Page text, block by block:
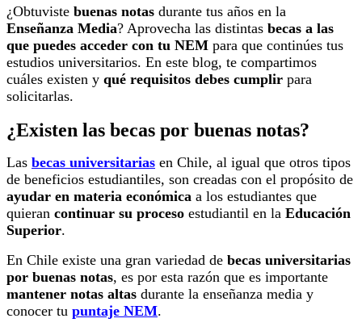
¿Obtuviste buenas notas durante tus años en la
Enseñanza Media? Aprovecha las distintas becas a las
que puedes acceder con tu NEM para que continúes tus
estudios universitarios. En este blog, te compartimos
cuáles existen y qué requisitos debes cumplir para
solicitarlas.
¿Existen las becas por buenas notas?
Las becas universitarias en Chile, al igual que otros tipos
de beneficios estudiantiles, son creadas con el propósito de
ayudar en materia económica a los estudiantes que
quieran continuar su proceso estudiantil en la Educación
Superior.
En Chile existe una gran variedad de becas universitarias
por buenas notas, es por esta razón que es importante
mantener notas altas durante la enseñanza media y
conocer tu puntaje NEM.